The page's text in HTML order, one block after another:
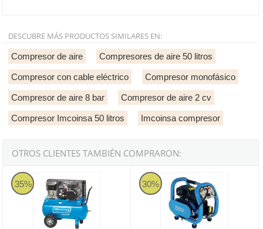
DESCUBRE MÁS PRODUCTOS SIMILARES EN:
Compresor de aire Compresores de aire 50 litros
Compresor con cable eléctrico Compresor monofásico
Compresor de aire 8 bar Compresor de aire 2 cv
Compresor Imcoinsa 50 litros Imcoinsa compresor
OTROS CLIENTES TAMBIÉN COMPRARON:
35%
Compresor de aire portátil alta producción Imcoinsa 3HP de 50
30%
Compresor de aire Imcoinsa